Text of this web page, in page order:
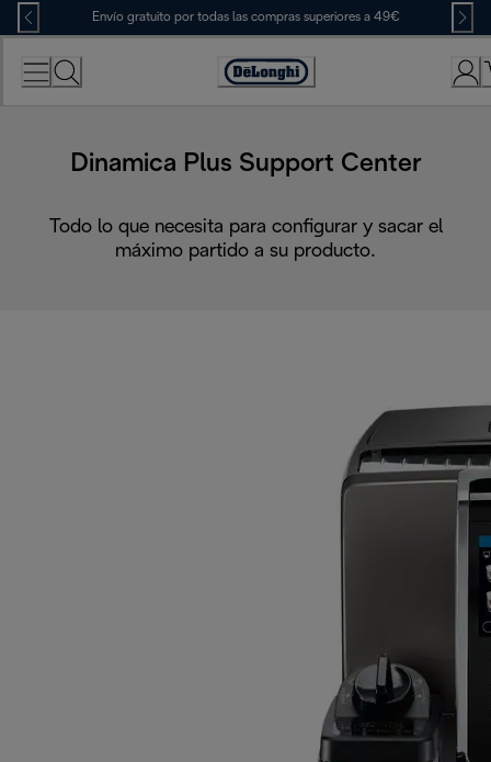
Skip
to
Content
Envío gratuito por todas las compras superiores a 49€
Accessibility
Dinamica Plus Support Center
Todo lo que necesita para configurar y sacar el
máximo partido a su producto.